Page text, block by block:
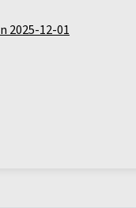
2025-12-01